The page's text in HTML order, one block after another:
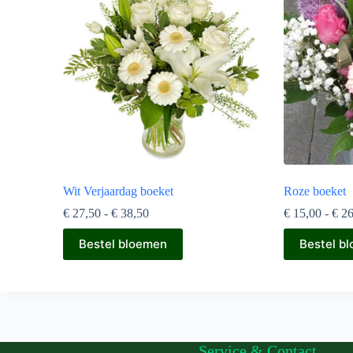
Wit Verjaardag boeket
€ 27,50 - € 38,50Prijsklasse:
€ 27,50
tot
Bestel bloemen
Dit
product
heeft
Roze boeket
€15,00 - €
Bestel
Dit
product
heeft
gekozen